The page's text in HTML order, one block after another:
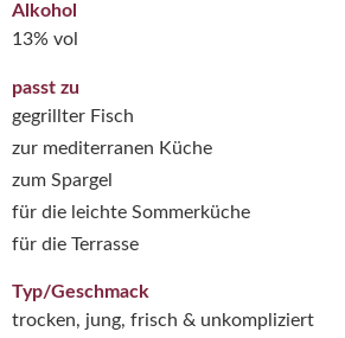
Alkohol
13% vol
passt zu
gegrillter Fisch
zur mediterranen Küche
zum Spargel
für die leichte Sommerküche
für die Terrasse
Typ/Geschmack
trocken, jung, frisch & unkompliziert